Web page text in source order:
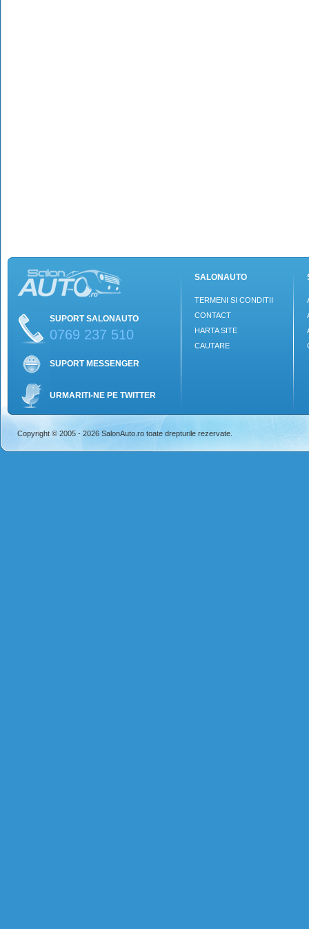
SUPORT SALONAUTO
0769 237 510
SUPORT MESSENGER
URMARITI-NE PE TWITTER
SALONAUTO
TERMENI SI CONDITII
CONTACT
HARTA SITE
CAUTARE
Copyright © 2005 - 2026 SalonAuto.ro toate drepturile rezervate.